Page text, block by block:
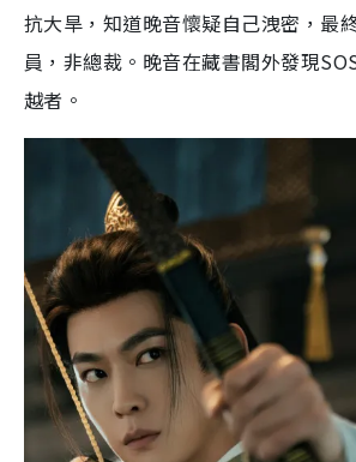
抗大旱，知道晚音懷疑自己洩密，最
員，非總裁。晚音在藏書閣外發現
越者。